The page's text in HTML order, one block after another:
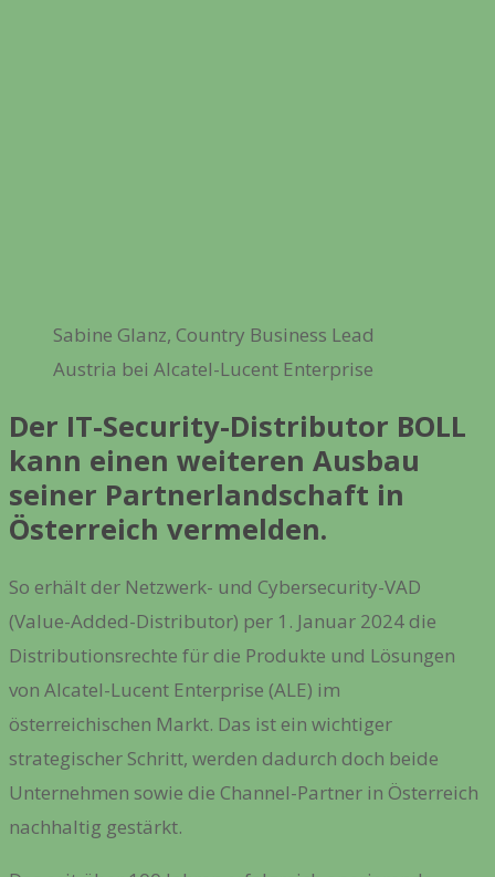
Sabine Glanz, Country Business Lead
Austria bei Alcatel-Lucent Enterprise
Der IT-Security-Distributor BOLL
kann einen weiteren Ausbau
seiner Partnerlandschaft in
Österreich vermelden.
So erhält der Netzwerk- und Cybersecurity-VAD
(Value-Added-Distributor) per 1. Januar 2024 die
Distributionsrechte für die Produkte und Lösungen
von Alcatel-Lucent Enterprise (ALE) im
österreichischen Markt. Das ist ein wichtiger
strategischer Schritt, werden dadurch doch beide
Unternehmen sowie die Channel-Partner in Österreich
nachhaltig gestärkt.